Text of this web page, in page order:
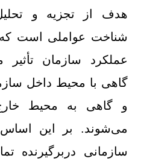
هدف از تجزیه و
شناخت عواملی است كه
عملكرد سازمان تأثیر
گاهی با محیط داخل
و گاهی به محیط
می‌شوند. بر این
سازمانی دربرگیرنده